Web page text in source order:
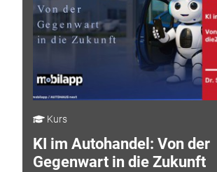
Kurs
KI im Autohandel: Von der
Gegenwart in die Zukunft